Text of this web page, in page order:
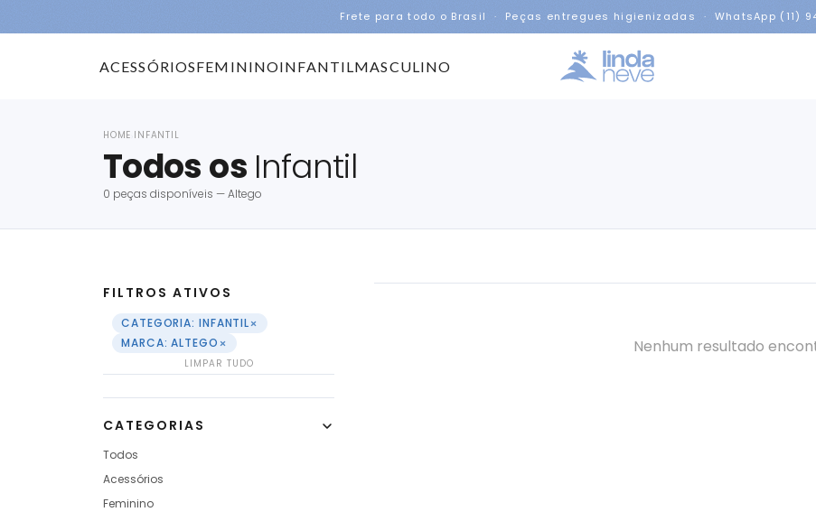
Frete para todo o Brasil · Peças entregues higienizadas · WhatsApp (11)
ACESSÓRIOSFEMININOINFANTILMASCULINO
HOME INFANTIL
Todos os Infantil
0 peças disponíveis — Altego
FILTROS ATIVOS
CATEGORIA: INFANTIL×
MARCA: ALTEGO×
LIMPAR TUDO
CATEGORIAS
Todos
Acessórios
Feminino
Nenhum resultado